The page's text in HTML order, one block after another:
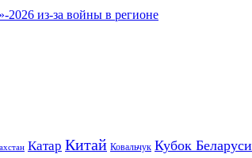
2026 из-за войны в регионе
Катар Китай Ковальчук Кубок Беларуси